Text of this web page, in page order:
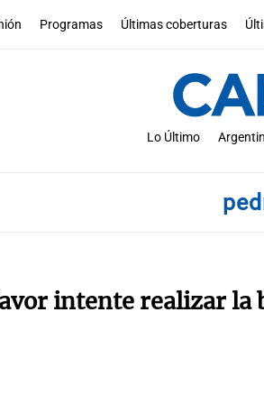
Programas Últimas coberturas
Lo Último
intente realizar la